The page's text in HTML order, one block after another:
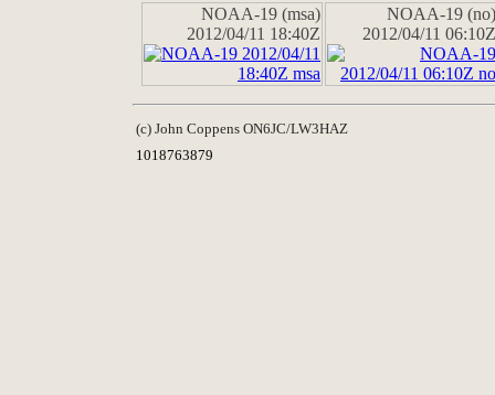
NOAA-19 (msa)
2012/04/11 18:40Z
NOAA-19 (no)
2012/04/11 06:10Z
(c) John Coppens ON6JC/LW3HAZ
1018763879